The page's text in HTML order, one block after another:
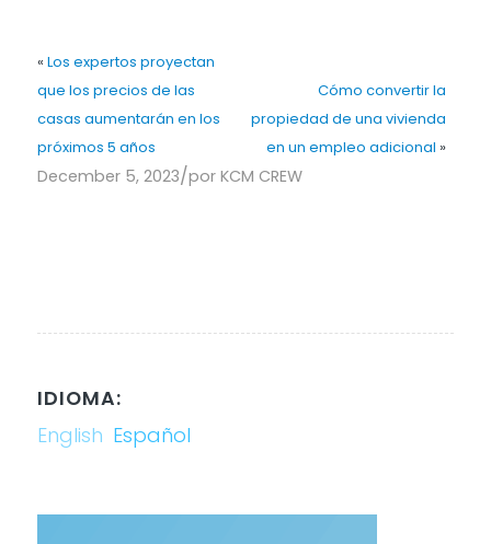
« Los expertos proyectan
que los precios de las
casas aumentarán en los
próximos 5 años
Cómo convertir la
propiedad de una vivienda
en un empleo adicional »
December 5, 2023/por KCM CREW
IDIOMA:
English Español